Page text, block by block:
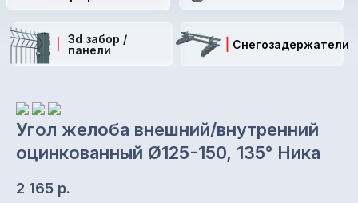
Угол желоба внешний/внутренний
оцинкованный Ø125-150, 135° Ника
2 165 р.